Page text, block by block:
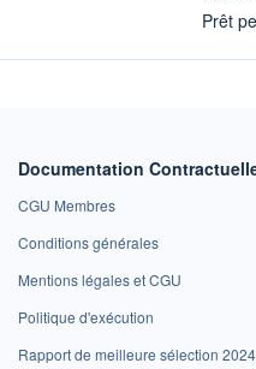
Prêt
Documentation
CGU Membres
Conditions générales
Mentions légales et CGU
Politique d'exécution
Rapport de meilleure sélection 2024